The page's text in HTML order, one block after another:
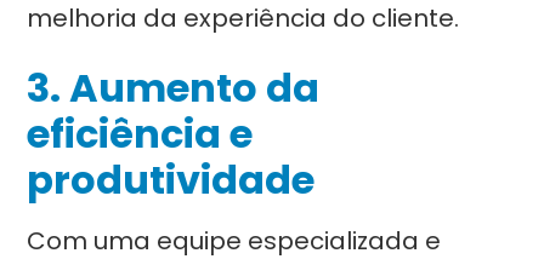
melhoria da experiência do cliente.
3. Aumento da
eficiência e
produtividade
Com uma equipe especializada e